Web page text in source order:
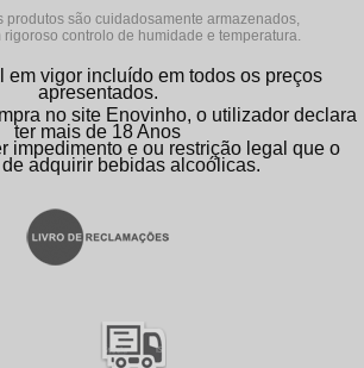
produtos são cuidadosamente armazenados,
controlo de humidade e temperatura.
em vigor incluído em todos os preços
apresentados.
no site Enovinho, o utilizador declara
ter mais de 18 Anos
impedimento e ou restrição legal que o
adquirir bebidas alcoólicas.